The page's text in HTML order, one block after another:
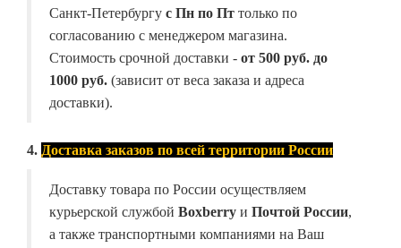
Санкт-Петербургу с Пн по Пт только по
согласованию с менеджером магазина.
Стоимость срочной доставки - от 500 руб. до
1000 руб. (зависит от веса заказа и адреса
доставки).
4. Доставка заказов по всей территории России
Доставку товара по России осуществляем
курьерской службой Boxberry и Почтой России,
а также транспортными компаниями на Ваш